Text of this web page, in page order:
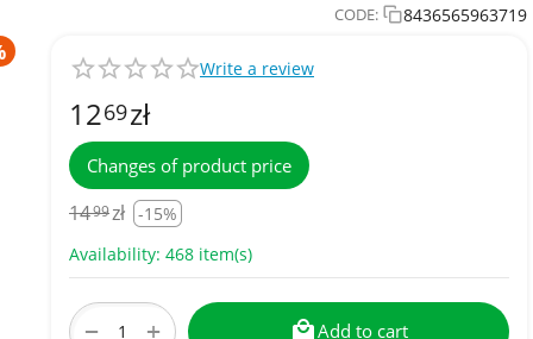
CODE: 8436565963719
Write a review
1269zł
Changes of product price
1499zł -15%
Availability: 468 item(s)
+
− Add to cart